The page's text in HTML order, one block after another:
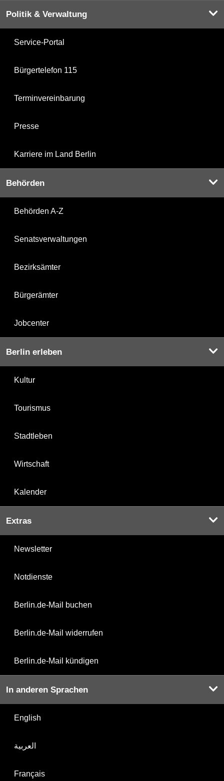
Politik & Verwaltung
Service-Portal
Bürgertelefon 115
Terminvereinbarung
Presse
Karriere im Land Berlin
Behörden
Behörden A-Z
Senatsverwaltungen
Bezirksämter
Bürgerämter
Jobcenter
Berlin erleben
Kultur
Tourismus
Stadtleben
Wirtschaft
Kalender
Extras
Newsletter
Notdienste
Berlin.de-Mail buchen
Berlin.de-Mail widerrufen
Berlin.de-Mail kündigen
In anderen Sprachen
English
العربية
Français